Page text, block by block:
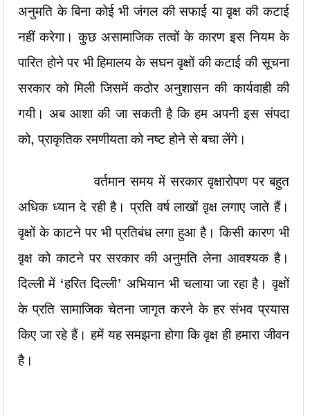
अनुमति के बिना कोई भी जंगल की सफाई या वृ़क्ष की कटाई
नहीं करेगा। कुछ असामाजिक तत्वों के कारण इस नियम के
पारित होने पर भी हिमालय के सघन वृक्षों की कटाई की सूचना
सरकार को मिली जिसमें कठोर अनुशासन की कार्यवाही की
गयी। अब आशा की जा सकती है कि हम अपनी इस संपदा
को, प्राकृतिक रमणीयता को नष्ट होने से बचा लेंगे।
वर्तमान समय में सरकार वृक्षारोपण पर बहुत
अधिक ध्यान दे रही है। प्रति वर्ष लाखों वृ़क्ष लगाए जाते हैं।
वृक्षों के काटने पर भी प्रतिबंध लगा हुआ है। किसी कारण भी
वृ़क्ष को काटने पर सरकार की अनुमति लेना आवश्यक है।
दिल्ली में ‘हरित दिल्ली’ अभियान भी चलाया जा रहा है। वृक्षों
के प्रति सामाजिक चेतना जागृत करने के हर संभव प्रयास
किए जा रहे हैं। हमें यह समझना होगा कि वृक्ष ही हमारा जीवन
है।